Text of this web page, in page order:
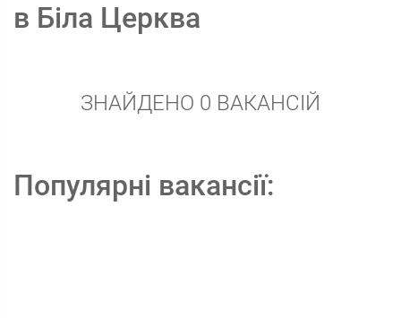
в Біла Церква
ЗНАЙДЕНО 0 ВАКАНСІЙ
Популярні вакансії: